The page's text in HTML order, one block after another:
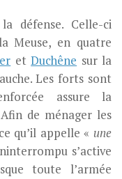
défense. Celle-ci
Meuse, en quatre
etDuchêne sur la
Les forts sont
assure la
de ménager les
qu’il appelle « une
s’active
toute l’armée